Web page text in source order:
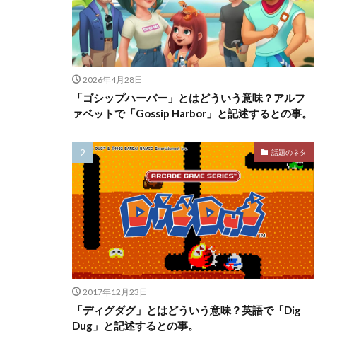
2026年4月28日
「ゴシップハーバー」とはどういう意味？アルフ
ァベットで「Gossip Harbor」と記述するとの事。
話題のネタ
2017年12月23日
「ディグダグ」とはどういう意味？英語で「Dig
Dug」と記述するとの事。